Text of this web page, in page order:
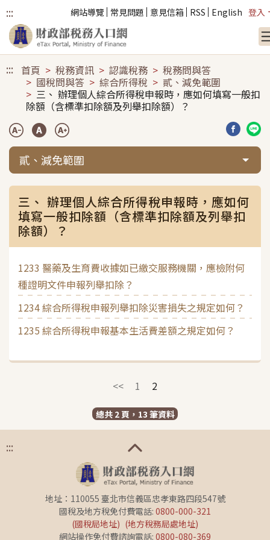
::: 網站導覽 常見問題 意見信箱 RSS English 登入
::: 首頁 稅務資訊 認識稅務
稅務問與答
國稅問與答
綜合所得稅
貳、減免範圍
三、 辦理個人綜合所得稅申報時，應如何填寫一般扣
除額（含標準扣除額及列舉扣除額）？
分享到
分
貳、減免範圍
三、 辦理個人綜合所得稅申報時，應如何
填寫一般扣除額（含標準扣除額及列舉扣
除額）？
1233 醫藥及生育費收據如已繳交服務機關，應檢附何
種證明文件申報列舉扣除？
1234 綜合所得稅申報列舉扣除災害損失之規定如何？
1235 綜合所得稅申報基本生活費差額之規定如何？
<< 1 2
總共 2 頁，13 筆資料
:::
地址：110055 臺北市信義區忠孝東路四段547號
國稅及地方稅免付費電話: 0800-000-321
(國稅局地址) (地方稅務局處地址)
網站操作免付費諮詢電話: 0800-080-369